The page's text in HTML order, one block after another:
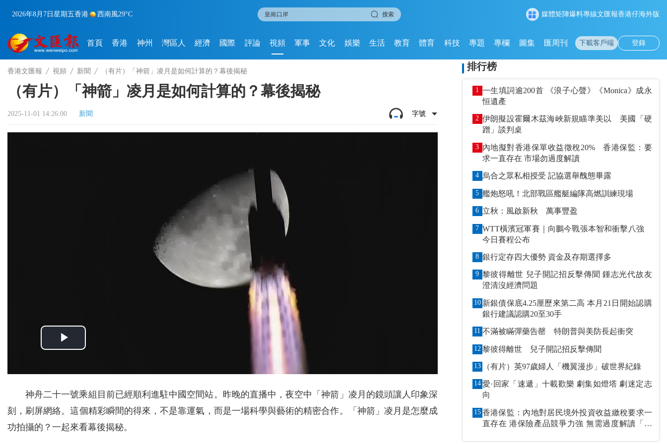
2026年8月7日 星期五香港 西南風29°C 搜索 媒體矩陣爆料專線文匯報香港仔海外版
首頁 香港 神州 灣區人 經濟 國際 評論 視頻 軍事 文化 娛樂 生活 教育 體育 科技 專題 專欄 圖集 匯周刊 下載客戶端 登錄
香港文匯報 視頻 新聞 （有片）「神箭」凌月是如何計算的？幕後揭秘
（有片）「神箭」凌月是如何計算的？幕後揭秘
2025-11-01 14:26:00 新聞 字號
神舟二十一號乘組目前已經順利進駐中國空間站。昨晚的直播中，夜空中「神箭」凌月的鏡頭讓人印象深
刻，刷屏網絡。這個精彩瞬間的得來，不是靠運氣，而是一場科學與藝術的精密合作。「神箭」凌月是怎麼成
功拍攝的？一起來看幕後揭秘。
排行榜
1 一生填詞逾200首 《浪子心聲》《Monica》成永
恒遺產
2 伊朗擬設霍爾木茲海峽新規瞄準美以 美國「硬
蹭」談判桌
3 內地擬對香港保單收益徵稅20% 香港保監：要
求一直存在 市場勿過度解讀
4 烏合之眾私相授受 記協選舉醜態畢露
5 艦炮怒吼！北部戰區艦艇編隊高燃訓練現場
6 立秋：風啟新秋 萬事豐盈
7 WTT橫濱冠軍賽｜向鵬今戰張本智和衝擊八強
今日賽程公布
8 銀行定存四大優勢 資金及存期選擇多
9 黎彼得離世 兒子開記招反擊傳聞 鍾志光代故友
澄清沒經濟問題
10 新銀債保底4.25厘歷來第二高 本月21日開始認購
銀行建議認購20至30手
11 不滿被瞞彈藥告罄 特朗普與美防長起衝突
12 黎彼得離世 兒子開記招反擊傳聞
13 （有片）英97歲婦人「機翼漫步」破世界紀錄
14 愛·回家「速遞」十載歡樂 劇集如燈塔 劇迷定志
向
15 香港保監：內地對居民境外投資收益繳稅要求一
直存在 港保險產品競爭力強 無需過度解讀「保